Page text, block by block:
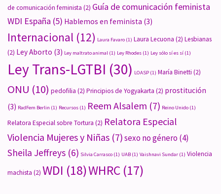
de comunicación feminista (2) Guía de comunicación feminista
WDI España (5) Hablemos en feminista (3)
Internacional (12) Laura Favaro (1) Laura Lecuona (2) Lesbianas
(2) Ley Aborto (3) Ley maltrato animal (1) Ley Rhodes (1) Ley sólo sí es sí (1)
Ley Trans-LGTBI (30) LOASP (1) María Binetti (2)
ONU (10) pedofilia (2) Principios de Yogyakarta (2) prostitución
(3) RadFem Berlin (1) Recursos (1) Reem Alsalem (7) Reino Unido (1)
Relatora Especial sobre Tortura (2) Relatora Especial
Violencia Mujeres y Niñas (7)sexo no género(4)
Sheila Jeffreys (6) Silvia Carrasco (1) UAB (1) Vaishnavi Sundar (1) Violencia
machista (2) WDI (18)WHRC (17)